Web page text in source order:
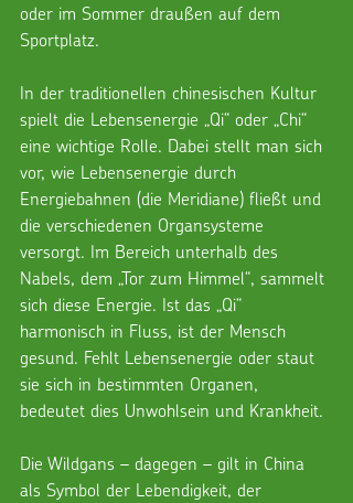
oder im Sommer draußen auf dem
Sportplatz.
In der traditionellen chinesischen Kultur
spielt die Lebensenergie „Qi“ oder „Chi“
eine wichtige Rolle. Dabei stellt man sich
vor, wie Lebensenergie durch
Energiebahnen (die Meridiane) fließt und
die verschiedenen Organsysteme
versorgt. Im Bereich unterhalb des
Nabels, dem „Tor zum Himmel“, sammelt
sich diese Energie. Ist das „Qi“
harmonisch in Fluss, ist der Mensch
gesund. Fehlt Lebensenergie oder staut
sie sich in bestimmten Organen,
bedeutet dies Unwohlsein und Krankheit.
Die Wildgans – dagegen – gilt in China
als Symbol der Lebendigkeit, der